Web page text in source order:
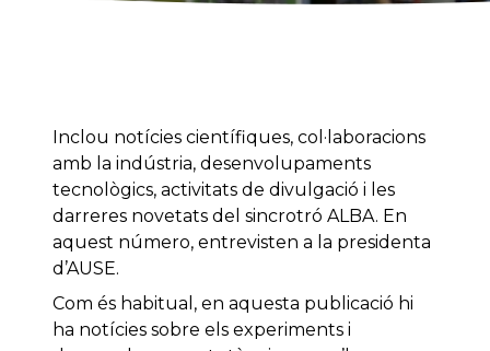
Inclou notícies científiques, col·laboracions
amb la indústria, desenvolupaments
tecnològics, activitats de divulgació i les
darreres novetats del sincrotró ALBA. En
aquest número, entrevisten a la presidenta
d’AUSE.
Com és habitual, en aquesta publicació hi
ha notícies sobre els experiments i